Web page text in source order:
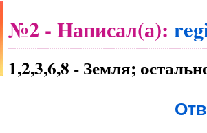
№2 - Написал(а):
1,2,3,6,8 - Земля;